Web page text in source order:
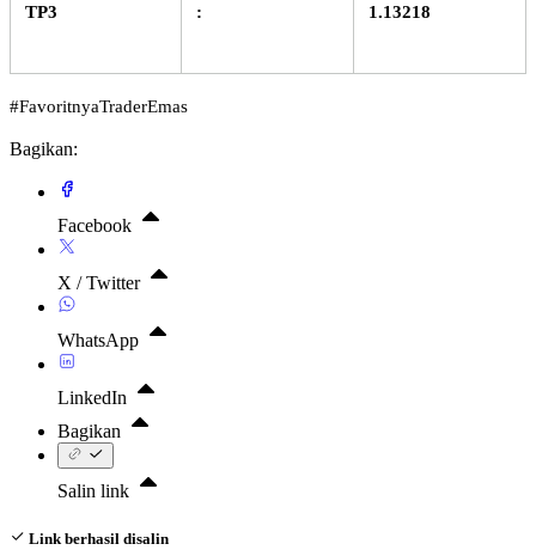
TP3 : 1.13218
#FavoritnyaTraderEmas
Bagikan:
Facebook
X / Twitter
WhatsApp
LinkedIn
Bagikan
Salin link
Link berhasil disalin